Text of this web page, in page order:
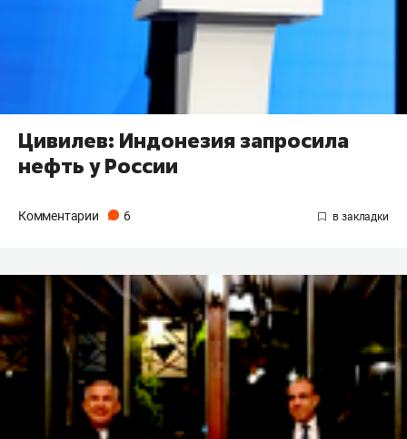
Цивилев: Индонезия запросила
нефть у России
Комментарии 6